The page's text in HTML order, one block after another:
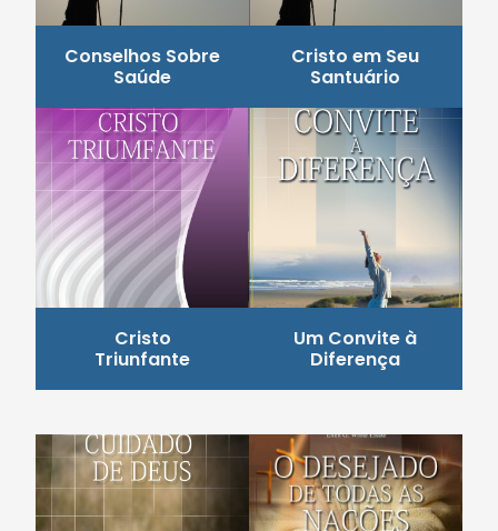
Conselhos Sobre
Saúde
Cristo em Seu
Santuário
Cristo
Triunfante
Um Convite à
Diferença